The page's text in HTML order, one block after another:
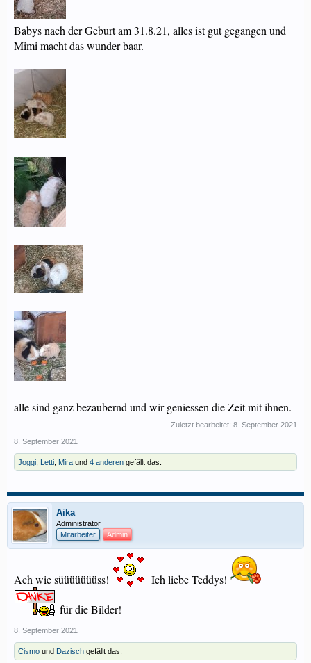
Babys nach der Geburt am 31.8.21, alles ist gut gegangen und
Mimi macht das wunder baar.
alle sind ganz bezaubernd und wir geniessen die Zeit mit ihnen.
Zuletzt bearbeitet: 8. September 2021
8. September 2021
Joggi Letti Mira und 4 anderen gefällt das.
Aika
Administrator
Mitarbeiter
Admin
Ach wie süüüüüüüss! Ich liebe Teddys!
für die Bilder!
8. September 2021
Cismo und Dazisch gefällt das.